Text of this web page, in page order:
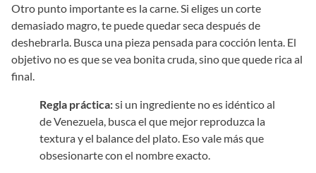
Otro punto importante es la carne. Si eliges un corte
demasiado magro, te puede quedar seca después de
deshebrarla. Busca una pieza pensada para cocción lenta. El
objetivo no es que se vea bonita cruda, sino que quede rica al
final.
Regla práctica:si un ingrediente no es idéntico al
de Venezuela, busca el que mejor reproduzca la
textura y el balance del plato. Eso vale más que
obsesionarte con el nombre exacto.